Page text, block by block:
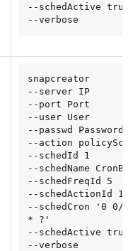
--schedActive true
--verbose
snapcreator
--server IP
--port Port
--user User
--passwd Password
--action
--schedId 1
--schedName
--schedFreqId 5
--schedActionId 1
--schedCron '0 0/
* ?'
--schedActive true
--verbose